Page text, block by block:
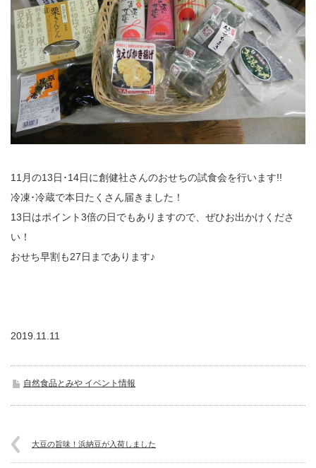
11月の13日･14日に創健社さんのおせちの試食会を行います!!
冷凍･冷蔵で本日たくさん届きました！
13日はポイント3倍の日でもありますので、ぜひお出かけくださ
い！
おせち早割も27日まであります♪
2019.11.11
自然食品とみや イベント情報
大豆の旨味！浜納豆が入荷しました